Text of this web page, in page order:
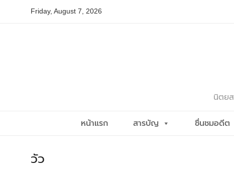
Friday, August 7, 2026
นิตย
หน้าแรก สารบัญ ชื่นชมอดีต
วัว